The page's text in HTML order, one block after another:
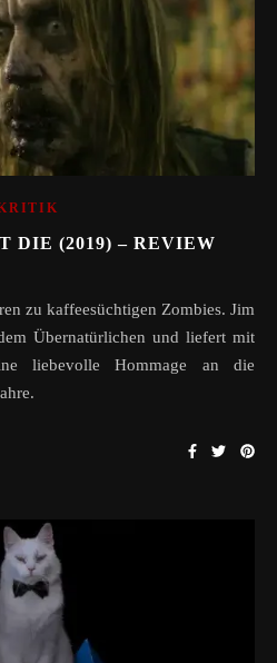
DIE (2019) – REVIEW
Übernatürlichen und liefert mit
liebevolle Hommage an die